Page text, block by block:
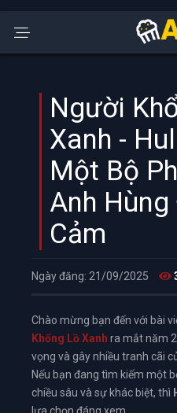
Người
Xanh -
Một Bộ
Anh
Cảm
Ngày đăng: 21/09/2025
Chào mừng bạn đến với bài
Khổng Lồ Xanh ra mắt năm
vọng và gây nhiều tranh cãi
Nếu bạn đang tìm kiếm một
chiều sâu và sự khác biệt, thì